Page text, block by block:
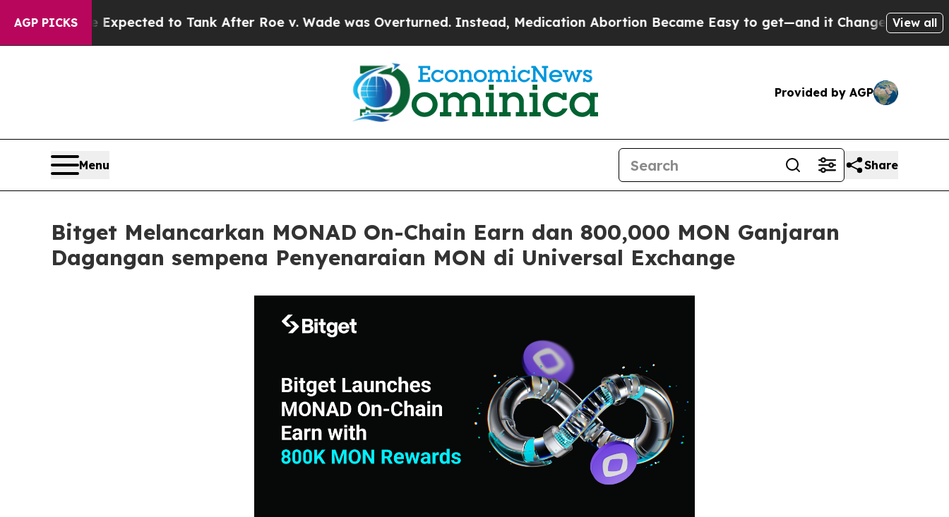
AGP PICKS
Expected to Tank After Roe v. Wade was Overturned. Instead, Medication Abortion Became Easy to get—and it Changed EverythingUnder
View all
Provided by AGP
Menu Share
Bitget Melancarkan MONAD On-Chain Earn dan 800,000 MON Ganjaran
Dagangan sempena Penyenaraian MON di Universal Exchange